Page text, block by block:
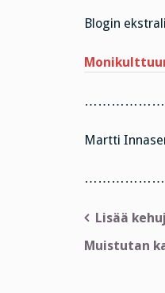
Blogin
Martti
selaus
Lisää
Muistutan